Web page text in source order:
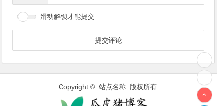
滑动解锁才能提交
Copyright © 站点名称 版权所有.